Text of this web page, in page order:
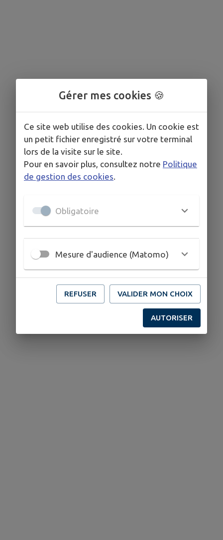
Gérer mes cookies 🍪
Ce site web utilise des cookies. Un cookie est
un petit fichier enregistré sur votre terminal
lors de la visite sur le site.
Pour en savoir plus, consultez notre Politique
de gestion des cookies.
Obligatoire
Mesure d'audience (Matomo)
REFUSER VALIDER MON CHOIX
AUTORISER